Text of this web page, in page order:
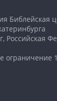
Библейская
Российская
ограничение